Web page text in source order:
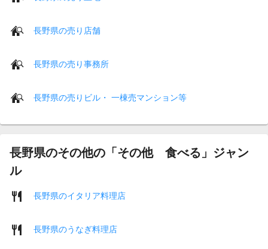
長野県の売り店舗
長野県の売り事務所
長野県の売りビル・ 一棟売マンション等
長野県のその他の「その他 食べる」ジャン
ル
長野県のイタリア料理店
長野県のうなぎ料理店